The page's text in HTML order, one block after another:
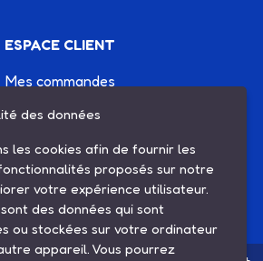
ESPACE CLIENT
Mes commandes
listes d'achats
générales de vente
Contactez-nous
Factor’IT|Mentions légales
des données
les cookies afin de fournir les
proposés sur notre
votre expérience utilisateur.
des données qui sont
ou stockées sur votre ordinateur
appareil. Vous pourrez